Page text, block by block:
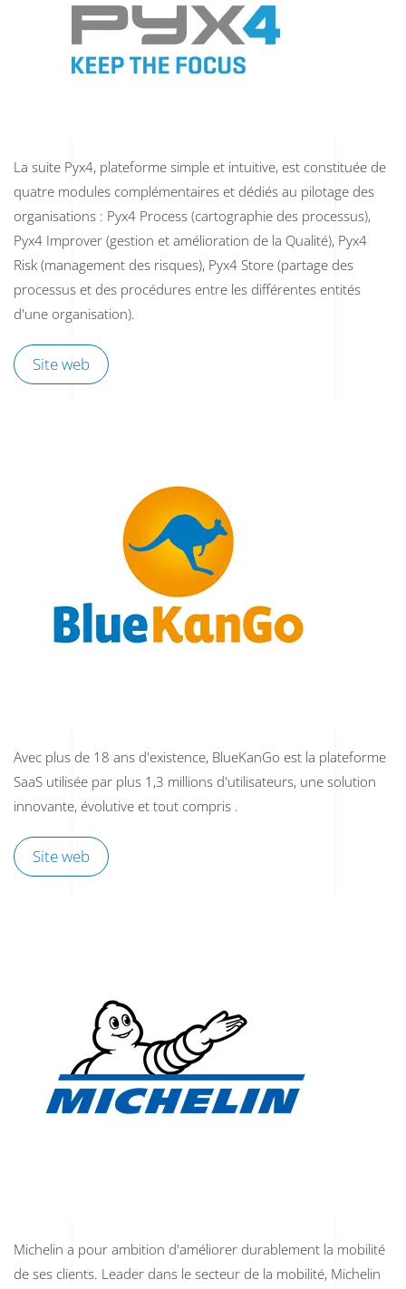
La suite Pyx4, plateforme simple et intuitive, est constituée de
quatre modules complémentaires et dédiés au pilotage des
organisations : Pyx4 Process (cartographie des processus),
Pyx4 Improver (gestion et amélioration de la Qualité), Pyx4
Risk (management des risques), Pyx4 Store (partage des
processus et des procédures entre les différentes entités
d'une organisation).
Site web
Avec plus de 18 ans d'existence, BlueKanGo est la plateforme
SaaS utilisée par plus 1,3 millions d'utilisateurs, une solution
innovante, évolutive et tout compris .
Site web
Michelin a pour ambition d'améliorer durablement la mobilité
de ses clients. Leader dans le secteur de la mobilité, Michelin